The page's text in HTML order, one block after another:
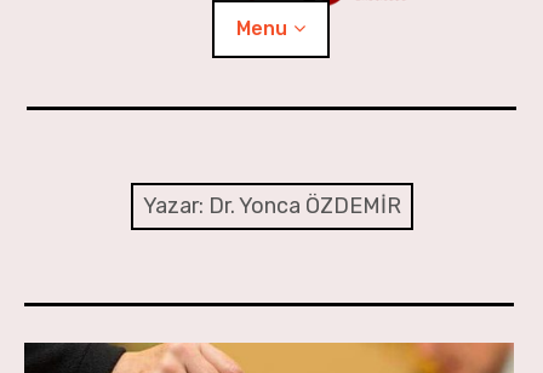
Menu
Adalet ve Özgürlükler
Siyaset Meydanı
Yazar: Dr. Yonca ÖZDEMİR